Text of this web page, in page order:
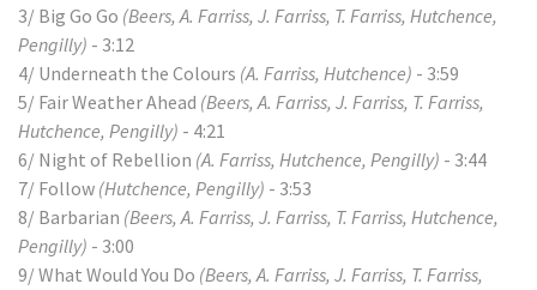
3/ Big Go Go (Beers, A. Farriss, J. Farriss, T. Farriss, Hutchence,
Pengilly) - 3:12
4/ Underneath the Colours (A. Farriss, Hutchence) - 3:59
5/ Fair Weather Ahead (Beers, A. Farriss, J. Farriss, T. Farriss,
Hutchence, Pengilly) - 4:21
6/ Night of Rebellion (A. Farriss, Hutchence, Pengilly) - 3:44
7/ Follow (Hutchence, Pengilly) - 3:53
8/ Barbarian (Beers, A. Farriss, J. Farriss, T. Farriss, Hutchence,
Pengilly) - 3:00
9/ What Would You Do (Beers, A. Farriss, J. Farriss, T. Farriss,